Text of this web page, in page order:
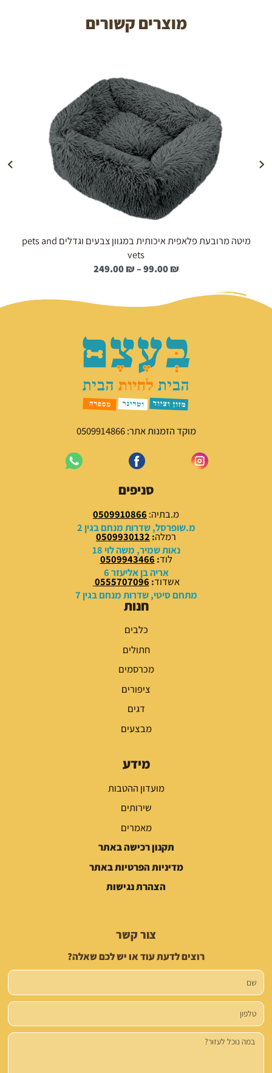
מוצרים קשורים
הוספה לעגלה
מיטה מרובעת פלאפית איכותית במגוון צבעים וגדלים pets and
vets
99.00₪
–
249.00₪
ט
ח
י
ר
ם
:
9
₪
ע
ד
4
9
מוקד הזמנות אתר: 0509914866
סניפים
מ.בתיה: 0509910866
מ.שופרסל, שדרות מנחם בגין 2
רמלה:
0509930132
נאות שמיר, משה לוי 18
לוד:
0509943466
אריה בן אליעזר 6
אשדוד:
0555707096
מתחם סיטי, שדרות מנחם בגין 7
חנות
כלבים
חתולים
מכרסמים
ציפורים
דגים
מבצעים
מידע
מועדון ההטבות
שירותים
מאמרים
תקנון רכישה באתר
מדיניות הפרטיות באתר
הצהרת נגישות
צור קשר
רוצים לדעת עוד או יש לכם שאלה?
שם
טלפון
הודעה